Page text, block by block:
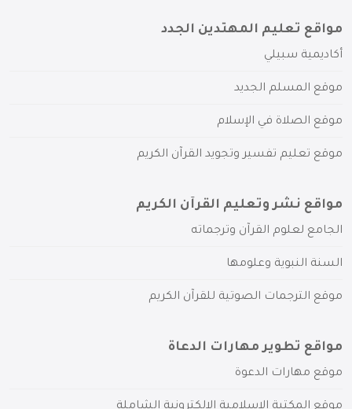
مواقع تعليم المهتدين الجدد
أكاديمية سبيلي
موقع المسلم الجديد
موقع الصلاة في الإسلام
موقع تعليم تفسير وتجويد القرآن الكريم
مواقع نشر وتعليم القرآن الكريم
الجامع لعلوم القرآن وترجماته
السنة النبوية وعلومها
موقع الترجمات الصوتية للقرآن الكريم
مواقع تطوير مهارات الدعاة
موقع مهارات الدعوة